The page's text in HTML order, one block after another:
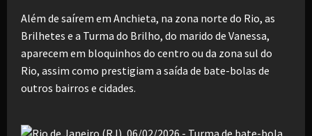
Além de saírem em Anchieta, na zona norte do Rio, as
Brilhetes e a Turma do Brilho, do marido de Vanessa,
aparecem em bloquinhos do centro ou da zona sul do
Rio, assim como prestigiam a saída de bate-bolas de
outros bairros e cidades.